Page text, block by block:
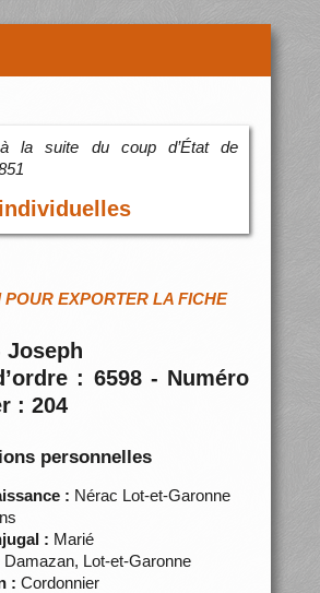
la suite du coup d’État de
POUR EXPORTER LA FICHE
Joseph
: 6598 - Numéro
: 204
personnelles
: Nérac Lot-et-Garonne
: Marié
Damazan, Lot-et-Garonne
: Cordonnier